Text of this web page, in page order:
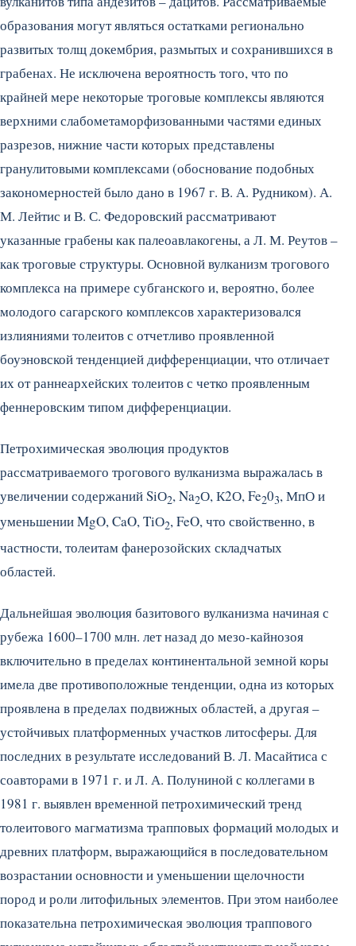
образования могут являться остатками регионально
развитых толщ докембрия, размытых и сохранившихся в
грабенах. Не исключена вероятность того, что по
крайней мере некоторые троговые комплексы являются
верхними слабометаморфизованными частями единых
разрезов, нижние части которых представлены
гранулитовыми комплексами (обоснование подобных
закономерностей было дано в 1967 г. В. А. Рудником). А.
М. Лейтис и В. С. Федоровский рассматривают
указанные грабены как палеоавлакогены, а Л. М. Реутов –
как троговые структуры. Основной вулканизм трогового
комплекса на примере субганского и, вероятно, более
молодого сагарского комплексов характеризовался
излияниями толеитов с отчетливо проявленной
боуэновской тенденцией дифференциации, что отличает
их от раннеархейских толеитов с четко проявленным
феннеровским типом дифференциации.
Петрохимическая эволюция продуктов
рассматриваемого трогового вулканизма выражалась в
увеличении содержаний SiО2, Na2О, К2О, Fe203, МпО и
уменьшении MgO, CaO, TiО2, FeO, что свойственно, в
частности, толеитам фанерозойских складчатых
областей.
Дальнейшая эволюция базитового вулканизма начиная с
рубежа 1600–1700 млн. лет назад до мезо-кайнозоя
включительно в пределах континентальной земной коры
имела две противоположные тенденции, одна из которых
проявлена в пределах подвижных областей, а другая –
устойчивых платформенных участков литосферы. Для
последних в результате исследований В. Л. Масайтиса с
соавторами в 1971 г. и Л. А. Полуниной с коллегами в
1981 г. выявлен временной петрохимический тренд
толеитового магматизма трапповых формаций молодых и
древних платформ, выражающийся в последовательном
возрастании основности и уменьшении щелочности
пород и роли литофильных элементов. При этом наиболее
показательна петрохимическая эволюция траппового